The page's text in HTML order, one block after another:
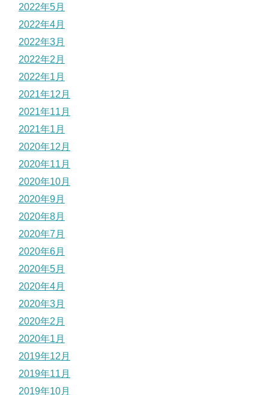
2022年5月
2022年4月
2022年3月
2022年2月
2022年1月
2021年12月
2021年11月
2021年1月
2020年12月
2020年11月
2020年10月
2020年9月
2020年8月
2020年7月
2020年6月
2020年5月
2020年4月
2020年3月
2020年2月
2020年1月
2019年12月
2019年11月
2019年10月